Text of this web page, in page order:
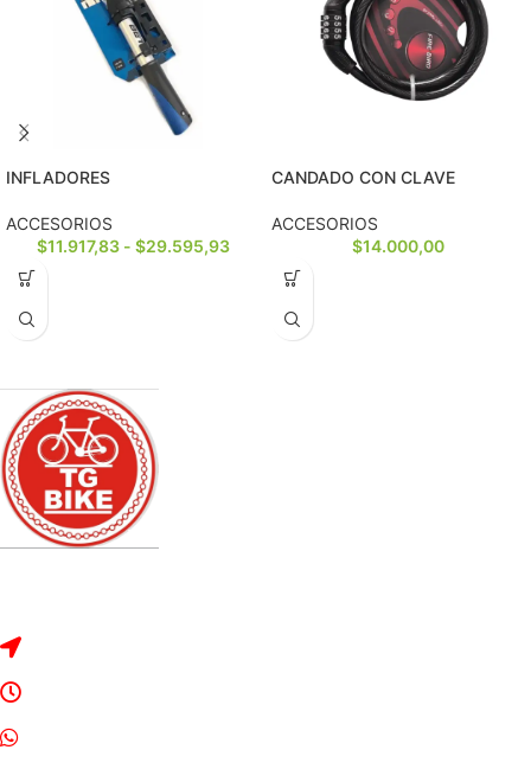
INFLADORES
ACCESORIOS
$11.917,83 - $29.595,93
CANDADO CON CLAVE
ACCESORIOS
$14.000,00